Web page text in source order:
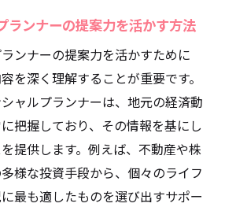
ランナーの提案力を活かす方法
ンナーの提案力を活かすために
を深く理解することが重要です。
ャルプランナーは、地元の経済動
把握しており、その情報を基にし
提供します。例えば、不動産や株
様な投資手段から、個々のライフ
最も適したものを選び出すサポー